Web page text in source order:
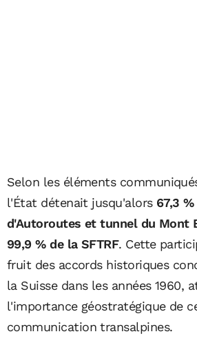
Selon les éléments
l'État détenait jusqu'alors 67,3
d'Autoroutes et tunnel du Mont
99,9 % de la SFTRF. Cette
fruit des accords historiques
la Suisse dans les années 1960,
l'importance géostratégique de
communication transalpines.